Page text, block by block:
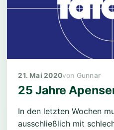
21. Mai 2020 Gunnar
25 Jahre
In den letzten Wochen
ausschließlich mit